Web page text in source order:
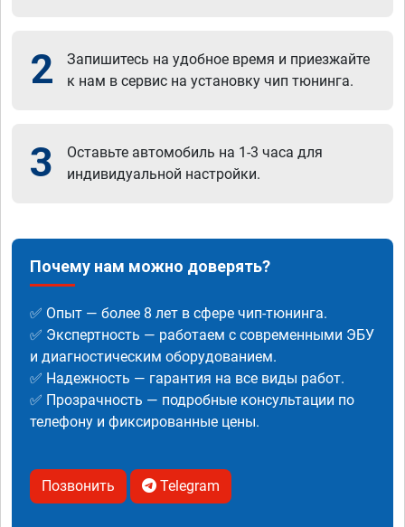
2
Запишитесь на удобное время и приезжайте
к нам в сервис на установку чип тюнинга.
3
Оставьте автомобиль на 1-3 часа для
индивидуальной настройки.
Почему нам можно доверять?
✅ Опыт — более 8 лет в сфере чип-тюнинга.
✅ Экспертность — работаем с современными ЭБУ
и диагностическим оборудованием.
✅ Надежность — гарантия на все виды работ.
✅ Прозрачность — подробные консультации по
телефону и фиксированные цены.
Позвонить Telegram